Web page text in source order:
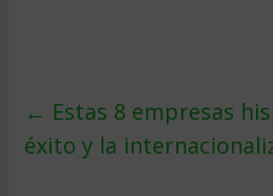
← Estas 8 empresas
éxito y la